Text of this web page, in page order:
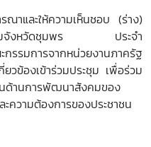
าและให้ความเห็นชอบ (ร่าง)
คมจังหวัดชุมพร ประจำ
รรมการจากหน่วยงานภาครัฐ
วข้องเข้าร่วมประชุม เพื่อร่วม
ด้านการพัฒนาสังคมของ
วามต้องการของประชาชน